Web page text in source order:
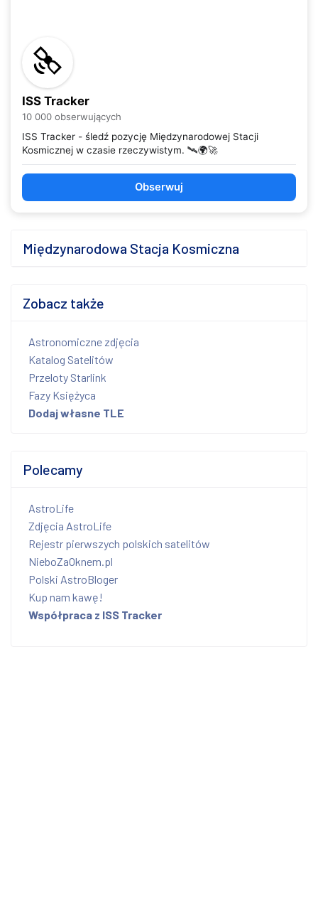
ISS Tracker
10 000 obserwujących
ISS Tracker - śledź pozycję Międzynarodowej Stacji
Kosmicznej w czasie rzeczywistym. 🛰️🌍🚀
Obserwuj
Międzynarodowa Stacja Kosmiczna
Zobacz także
Astronomiczne zdjęcia
Katalog Satelitów
Przeloty Starlink
Fazy Księżyca
Dodaj własne TLE
Polecamy
AstroLife
Zdjęcia AstroLife
Rejestr pierwszych polskich satelitów
NieboZaOknem.pl
Polski AstroBloger
Kup nam kawę!
Współpraca z ISS Tracker